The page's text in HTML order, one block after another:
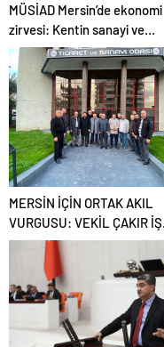
MÜSİAD Mersin’de ekonomi
zirvesi: Kentin sanayi ve
ihracat geleceği masaya
yatırıldı
MERSİN İÇİN ORTAK AKIL
VURGUSU: VEKİL ÇAKIR İŞ
DÜNYASININ TALEPLERİNİ
ANKARA’YA TAŞIYOR”